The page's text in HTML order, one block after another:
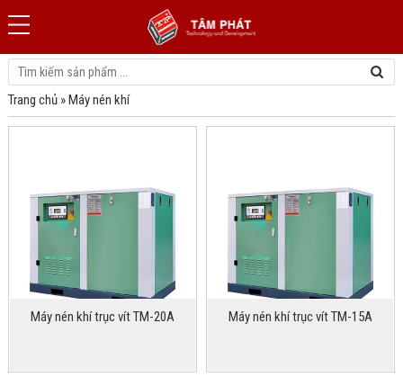
Trang chủ»Máy nén khí
Máy nén khí trục vít TM-20A Máy nén khí trục vít TM-15A